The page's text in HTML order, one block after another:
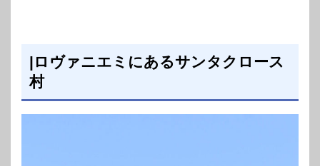
|ロヴァニエミにあるサンタクロース
村